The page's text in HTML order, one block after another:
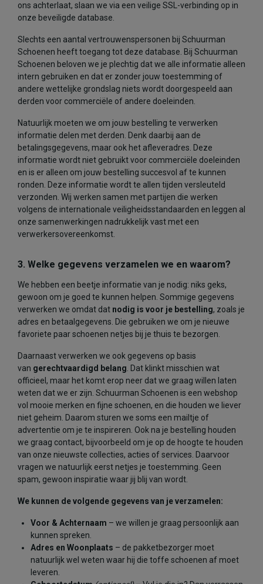
ons achterlaat, slaan we via een veilige SSL-verbinding op in
onze beveiligde database.
Slechts een aantal vertrouwenspersonen bij Schuurman
Schoenen heeft toegang tot deze database. Bij Schuurman
Schoenen beloven we je plechtig dat we alle informatie alleen
intern gebruiken en dat er zonder jouw toestemming of
andere wettelijke grondslag niets wordt doorgespeeld aan
derden voor commerciële of andere doeleinden.
Natuurlijk moeten we om jouw bestelling te verwerken
informatie delen met derden. Denk daarbij aan de
betalingsgegevens, maar ook het afleveradres. Deze
informatie wordt niet gebruikt voor commerciële doeleinden
en is er alleen om jouw bestelling succesvol af te kunnen
ronden. Deze informatie wordt te allen tijden versleuteld
verzonden. Wij werken samen met partijen die werken
volgens de internationale veiligheidsstandaarden en leggen al
onze samenwerkingen nadrukkelijk vast met een
verwerkersovereenkomst.
3. Welke gegevens verzamelen we en waarom?
We hebben een beetje informatie van je nodig: niks geks,
gewoon om je goed te kunnen helpen. Sommige gegevens
verwerken we omdat dat nodig is voor je bestelling, zoals je
adres en betaalgegevens. Die gebruiken we om je nieuwe
favoriete paar schoenen netjes bij je thuis te bezorgen.
Daarnaast verwerken we ook gegevens op basis
van gerechtvaardigd belang . Dat klinkt misschien wat
officieel, maar het komt erop neer dat we graag willen laten
weten dat we er zijn. Schuurman Schoenen is een webshop
vol mooie merken en fijne schoenen, en die houden we liever
niet geheim. Daarom sturen we soms een mailtje of
advertentie om je te inspireren. Ook na je bestelling houden
we graag contact, bijvoorbeeld om je op de hoogte te houden
van onze nieuwste collecties, acties of services. Daarvoor
vragen we natuurlijk eerst netjes je toestemming. Geen
spam, gewoon inspiratie waar jij blij van wordt.
We kunnen de volgende gegevens van je verzamelen:
Voor & Achternaam – we willen je graag persoonlijk aan
kunnen spreken.
Adres en Woonplaats – de pakketbezorger moet
natuurlijk wel weten waar hij die toffe schoenen af moet
leveren.